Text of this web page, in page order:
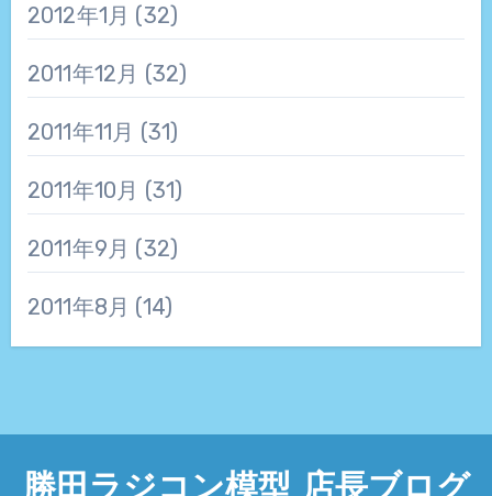
2012年1月 (32)
2011年12月 (32)
2011年11月 (31)
2011年10月 (31)
2011年9月 (32)
2011年8月 (14)